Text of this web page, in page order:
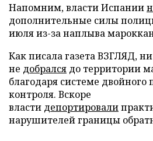
Напомним, власти Испании
дополнительные силы
июля из-за наплыва
Как писала газета ВЗГЛЯД,
не добрался до территории
благодаря системе двойного
контроля. Вскоре
власти депортировали
нарушителей границы